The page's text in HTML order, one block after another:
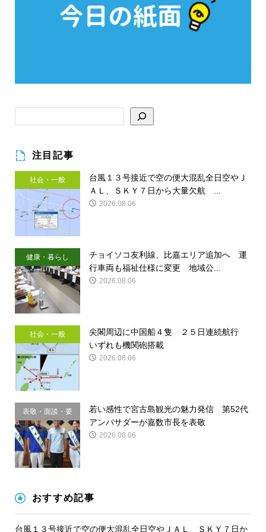
注目記事
社会・一般
台風１３号接近で空の便大混乱全日空やＪ
ＡＬ、ＳＫＹ７日から大量欠航 ...
2026.08.06
健康・暮らし
チョイソコ友利線、比嘉エリア追加へ 運
行車両も福祉仕様に変更 地域公...
2026.08.06
社会・一般
尖閣周辺に中国船４隻 ２５日連続航行
いずれも機関砲搭載
2026.08.06
表敬・面談・要
請
若い感性で宮古島観光の魅力発信 第52代
アンバサダーが嘉数市長を表敬
2026.08.06
おすすめ記事
台風１３号接近で空の便大混乱全日空やＪＡＬ、ＳＫＹ７日か